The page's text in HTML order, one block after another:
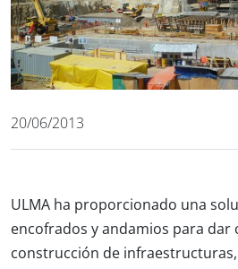
20/06/2013
ULMA ha proporcionado una
encofrados y andamios para dar
construcción de